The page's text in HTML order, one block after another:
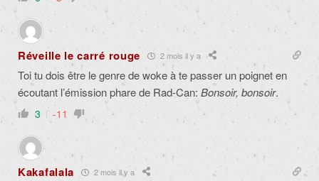
Réveille le carré rouge 2 mois il y a
Toi tu dois être le genre de woke à te passer un poignet en
écoutant l’émission phare de Rad-Can: Bonsoir, bonsoir.
3 -11
Kakafalala 2 mois il y a